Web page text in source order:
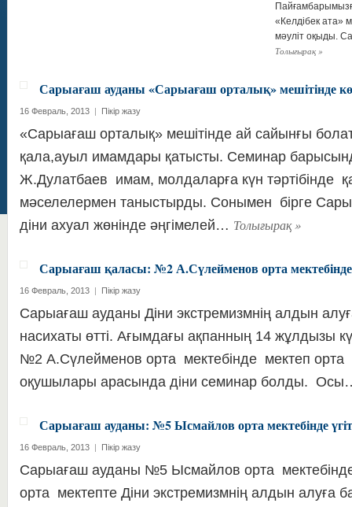
«Келдібек ата»
мәуліт оқыды.
Толығырақ »
Сарыағаш ауданы «Сарыағаш орталық» мешітінде
16 Февраль, 2013 | Пікір жазу
«Сарыағаш орталық» мешітінде ай сайынғы
қала,ауыл имамдары қатысты. Семинар
Ж.Дулатбаев имам, молдаларға күн тәртібінде
мәселелермен таныстырды. Сонымен бірге
діни ахуал жөнінде әңгімелей… Толығырақ»
Сарыағаш қаласы: №2 А.Сүлейменов орта
16 Февраль, 2013 | Пікір жазу
Сарыағаш ауданы Діни экстремизмнің алдын
насихаты өтті. Ағымдағы ақпанның 14 жұлдызы
№2 А.Сүлейменов орта мектебінде мектеп орта
оқушылары арасында діни семинар болды.
Сарыағаш ауданы: №5 Ысмайлов орта мектебінде үгіт
16 Февраль, 2013 | Пікір жазу
Сарыағаш ауданы №5 Ысмайлов орта
орта мектепте Діни экстремизмнің алдын алуға